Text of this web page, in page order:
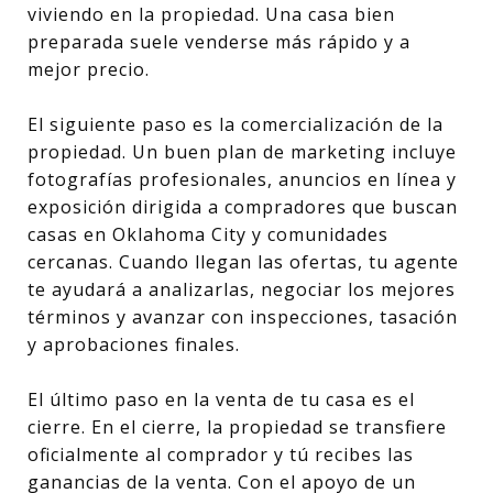
viviendo en la propiedad. Una casa bien
preparada suele venderse más rápido y a
mejor precio.
El siguiente paso es la comercialización de la
propiedad. Un buen plan de marketing incluye
fotografías profesionales, anuncios en línea y
exposición dirigida a compradores que buscan
casas en Oklahoma City y comunidades
cercanas. Cuando llegan las ofertas, tu agente
te ayudará a analizarlas, negociar los mejores
términos y avanzar con inspecciones, tasación
y aprobaciones finales.
El último paso en la venta de tu casa es el
cierre. En el cierre, la propiedad se transfiere
oficialmente al comprador y tú recibes las
ganancias de la venta. Con el apoyo de un